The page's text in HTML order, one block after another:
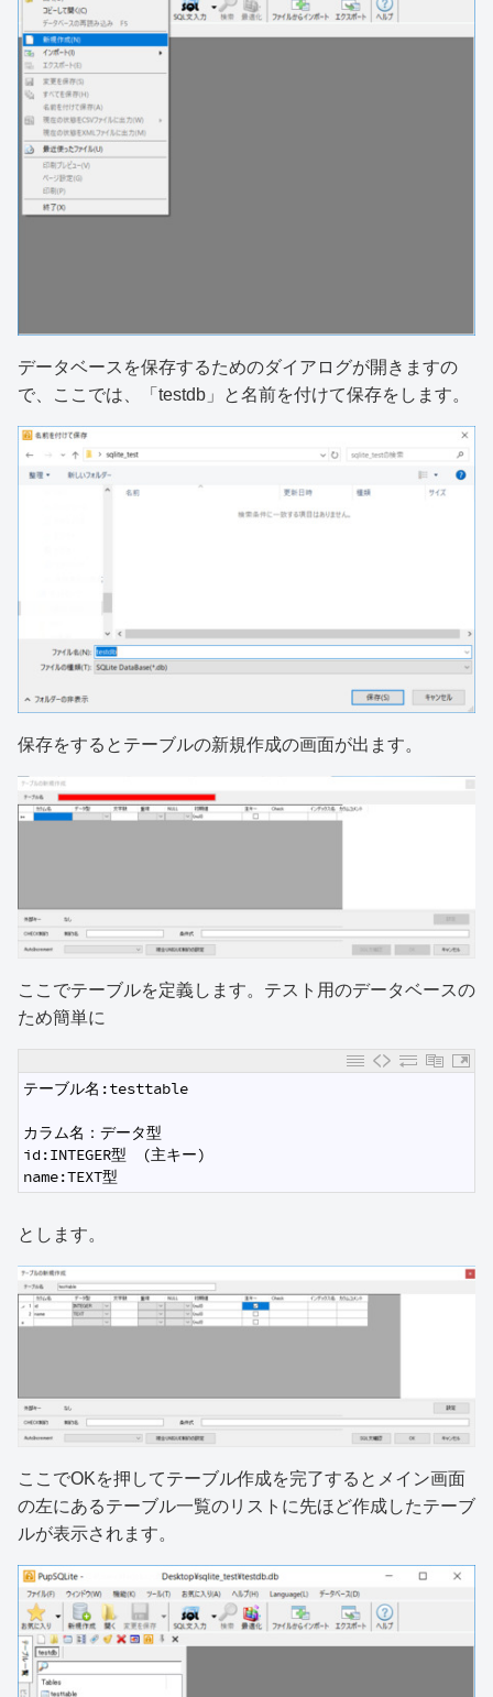
データベースを保存するためのダイアログが開きますの
で、ここでは、「testdb」と名前を付けて保存をします。
保存をするとテーブルの新規作成の画面が出ます。
ここでテーブルを定義します。テスト用のデータベースの
ため簡単に
テーブル名:testtable
カラム名：データ型
id:INTEGER型　(主キー)
name:TEXT型
とします。
ここでOKを押してテーブル作成を完了するとメイン画面
の左にあるテーブル一覧のリストに先ほど作成したテーブ
ルが表示されます。